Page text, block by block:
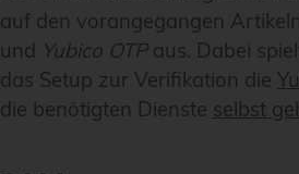
auf den vorangegangen
und Yubico OTPaus. Dabei
das Setup zur Verifikation die
die benötigten Dienste selbst